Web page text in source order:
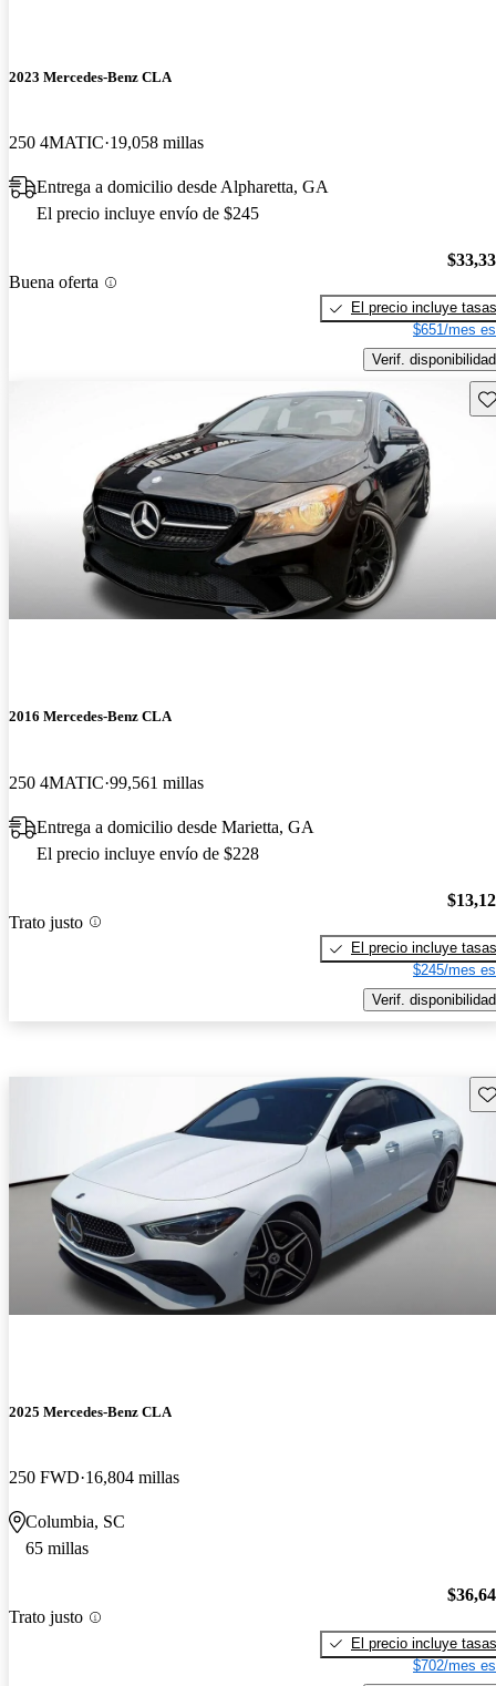
2023 Mercedes-Benz CLA
250 4MATIC 19,058 millas
Entrega a domicilio desde Alpharetta, GA
El precio incluye envío de $245
Buena oferta
El precio incluye tasas
$651/mes
Verif. disponibilidad
2016 Mercedes-Benz CLA
250 4MATIC 99,561 millas
Entrega a domicilio desde Marietta, GA
El precio incluye envío de $228
Trato justo
El precio incluye tasas
$245/mes
Verif. disponibilidad
2025 Mercedes-Benz CLA
250 FWD 16,804 millas
Columbia, SC
65 millas
Trato justo
El precio incluye tasas
$702/mes